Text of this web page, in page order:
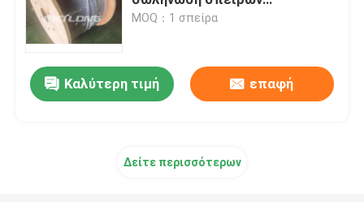
Σωλήνωση γραμμής ελέγχου
Τριχοειδής περιελιγμένος σωλήνας
ανοξείδωτου για την κάτω
MOQ：1 σπείρα
Καλύτερη τιμή επαφή
Δείτε περισσότερων